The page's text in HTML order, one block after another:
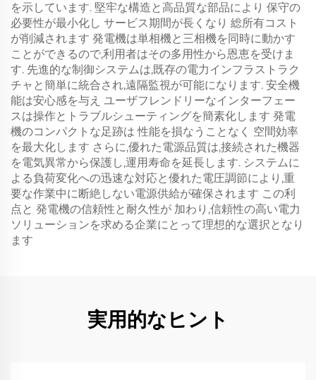
を示しています. 堅牢な構造と高品質な部品により 保守の
必要性が最小化し サービス期間が長くなり 総所有コスト
が削減されます 発電機は単相機と三相機を同時に動かす
ことができるので,利用者はその多用性から恩恵を受けま
す. 先進的な制御システムは,既存の電力インフラストラク
チャと簡単に統合され,遠隔監視が可能になります. 安全機
能は安心感を与え ユーザフレンドリーなインターフェー
スは操作とトラブルシューティングを簡素化します 発電
機のコンパクトな足跡は 性能を損なうことなく 空間効率
を最大化します さらに,優れた電源品質は,接続された機器
を電気異常から保護し,運用寿命を延長します. システムに
よる負荷変化への迅速な対応と優れた電圧調節により,重
要な作業中に断絶しない電源供給が確保されます この利
点と 発電機の信頼性と耐久性が 加わり,信頼性の高い電力
ソリューションを求める企業にとって理想的な選択となり
ます
実用的なヒント